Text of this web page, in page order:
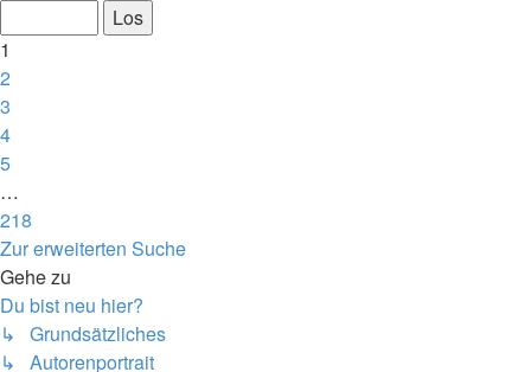
von
218
1
2
3
4
5
…
218
Nächste
Zur erweiterten Suche
Gehe zu
Du bist neu hier?
↳ Grundsätzliches
↳ Autorenportrait